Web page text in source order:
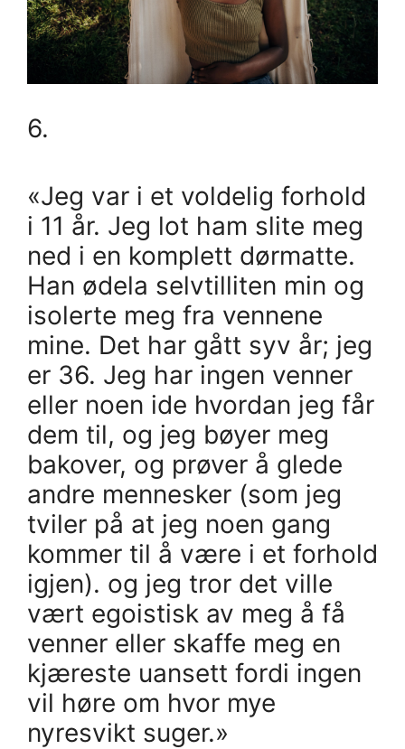
6.
«Jeg var i et voldelig forhold
i 11 år. Jeg lot ham slite meg
ned i en komplett dørmatte.
Han ødela selvtilliten min og
isolerte meg fra vennene
mine. Det har gått syv år; jeg
er 36. Jeg har ingen venner
eller noen ide hvordan jeg får
dem til, og jeg bøyer meg
bakover, og prøver å glede
andre mennesker (som jeg
tviler på at jeg noen gang
kommer til å være i et forhold
igjen). og jeg tror det ville
vært egoistisk av meg å få
venner eller skaffe meg en
kjæreste uansett fordi ingen
vil høre om hvor mye
nyresvikt suger.»